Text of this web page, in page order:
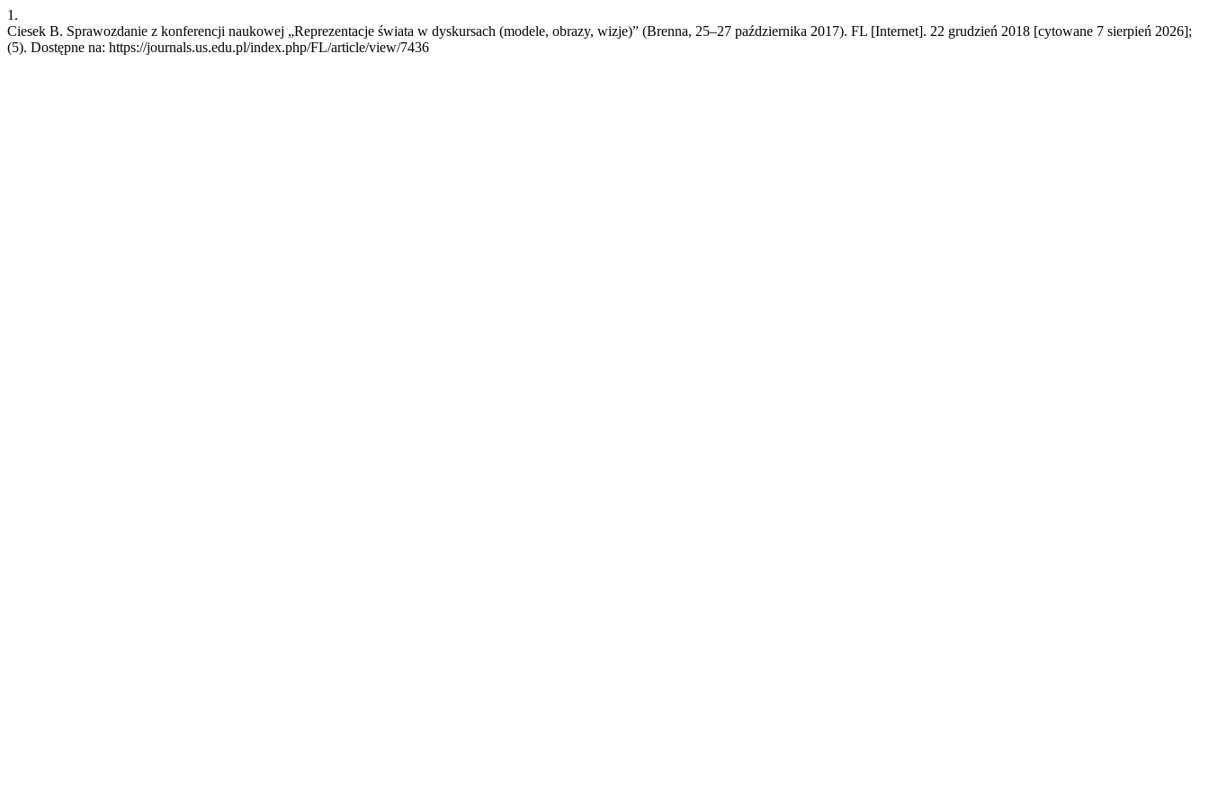
1.
Ciesek B. Sprawozdanie z konferencji naukowej „Reprezentacje świata w dyskursach (modele, obrazy, wizje)” (Brenna, 25–27 października 2017). FL [Internet]. 22 grudzień 2018 [cytowane 7 sierpień 2026];
(5). Dostępne na: https://journals.us.edu.pl/index.php/FL/article/view/7436